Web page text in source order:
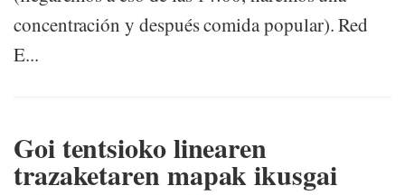
concentración y después comida popular). Red
E...
Goi tentsioko linearen
trazaketaren mapak ikusgai